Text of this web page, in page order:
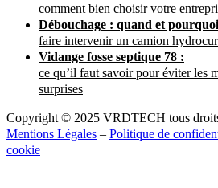
comment bien choisir votre
Débouchage : quand et pourquoi
faire intervenir un camion
Vidange fosse septique 78 :
ce qu’il faut savoir pour éviter les
surprises
Copyright © 2025 VRDTECH tous
Mentions Légales – Politique de
cookie